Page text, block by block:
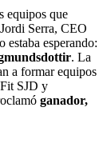
equipos que
Serra, CEO
estaba esperando:
. La
a formar equipos
SJD y
ganador,